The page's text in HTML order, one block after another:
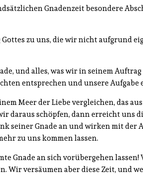
Gnadenzeit besondere
zu uns, die wir nicht aufgrund
und alles, was wir in seinem
entsprechen und unsere
Meer der Liebe vergleichen, das
daraus schöpfen, dann erreicht uns
seiner Gnade an und wirken mit
zu uns kommen lassen.
Gnade an sich vorübergehen
Wir versäumen aber diese Zeit, und